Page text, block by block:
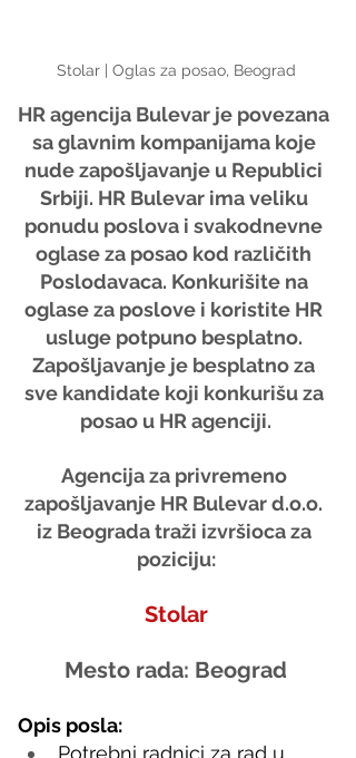
Stolar | Oglas za posao, Beograd
HR agencija Bulevar je povezana
sa glavnim kompanijama koje
nude zapošljavanje u Republici
Srbiji. HR Bulevar ima veliku
ponudu poslova i svakodnevne
oglase za posao kod različith
Poslodavaca. Konkurišite na
oglase za poslove i koristite HR
usluge potpuno besplatno.
Zapošljavanje je besplatno za
sve kandidate koji konkurišu za
posao u HR agenciji.
Agencija za privremeno
zapošljavanje HR Bulevar d.o.o.
iz Beograda traži izvršioca za
poziciju:
Stolar
Mesto rada: Beograd
Opis posla:
Potrebni radnici za rad u